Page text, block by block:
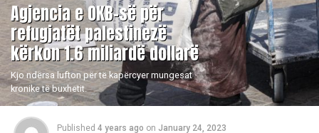
Agjencia e OKB-së për
refugjatët palestinezë
kërkon 1.6 miliardë dollarë
Kjo ndërsa lufton për të kapërcyer mungesat
kronike të buxhetit.
Published 4 years ago on January 24, 2023